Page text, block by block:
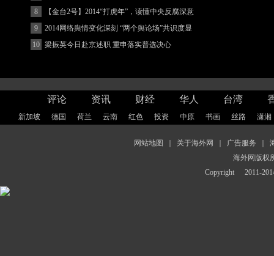
8
【金台2号】2014“打虎年”，读懂中央反腐深意
9
2014网络舆情变化深刻 “两个舆论场”共识度显
著增强
10 梁振英今日赴京述职 重申落实普选决心
评论 资讯 财经 华人 台湾
新加坡 德国 荷兰 云南 红色 投资 中原 书画 丝路 潇湘
网站地图 关于海外网 广告服务
海外网版权
Copyright
2011-